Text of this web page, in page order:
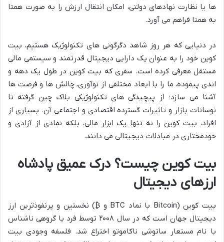
ها یا نظارت نهادهای دولتی، امکان انتقال ارزش را به صورت همتا
به همتا فراهم می آورد.
در دنیایی که هر روز شاهد دگرگونی های تکنولوژیک هستیم، بیت
کوین خود را به عنوان یک دارایی دیجیتال قدرتمند و سیستمی مالی
مستقل معرفی کرده است. سفری که بیت کوین در طول یک دهه و
اندی پیموده، ما را با ابعاد مختلفی از نوآوری، چالش ها و فرصت ها
آشنا می سازد؛ از پیچیدگی های تکنولوژیکی بلاک چین گرفته تا
نوسانات بازار و تاثیرات گسترده اقتصادی و اجتماعی آن. بسیاری از
افراد، بیت کوین را نه تنها یک ابزار مالی، بلکه نمادی از آزادی و
خودمختاری در مبادلات دیجیتالی می دانند.
بیت کوین چیست؟ درک عمیق پادشاه
ارزهای دیجیتال
بیت کوین (Bitcoin با نماد BTC و ₿) نخستین و پرنفوذترین ارز
دیجیتال جهان است که در سال ۲۰۰۸ توسط فرد یا گروهی ناشناس
با نام مستعار ساتوشی ناکاموتو اختراع شد. فلسفه وجودی بیت